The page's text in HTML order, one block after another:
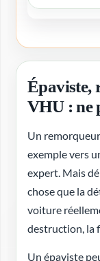
Épaviste,
VHU : ne
Un
exemple vers
expert. Mais
chose que la
voiture
destruction, la
Un épaviste